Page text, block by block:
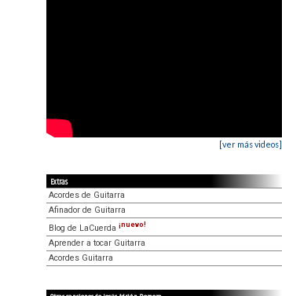
[ver más videos]
Extras
Acordes de Guitarra
Afinador de Guitarra
Blog de LaCuerda ¡nuevo!
Aprender a tocar Guitarra
Acordes Guitarra